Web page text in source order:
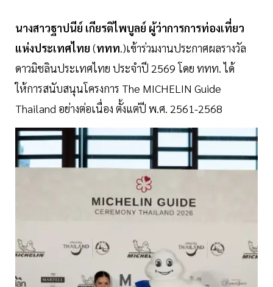
นางสาวฐาปนีย์ เกียรติไพบูลย์ ผู้ว่าการการท่องเที่ยว
แห่งประเทศไทย (ททท.)เข้าร่วมงานประกาศผลรางวัล
ดาวมิชลินประเทศไทย ประจำปี 2569 โดย ททท. ได้
ให้การสนับสนุนโครงการ The MICHELIN Guide
Thailand อย่างต่อเนื่อง ตั้งแต่ปี พ.ศ. 2561-2568